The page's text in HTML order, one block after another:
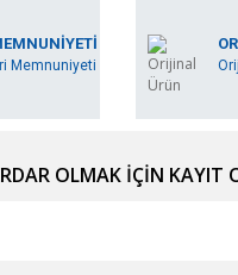
Memnuniyeti
OLMAK İÇİN KAYIT